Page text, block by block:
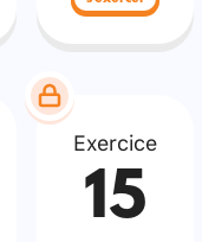
Exercice
15